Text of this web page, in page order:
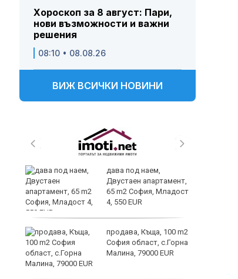
Хороскоп за 8 август: Пари,
нови възможности и важни
решения
08:10 • 08.08.26
ВИЖ ВСИЧКИ НОВИНИ
дава под наем,
Двустаен апартамент,
65 m2 София, Младост
4, 550 EUR
продава, Къща, 100 m2
София област, с.Горна
Малина, 79000 EUR